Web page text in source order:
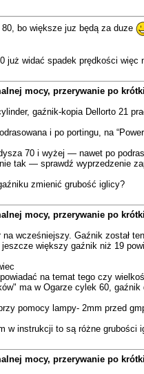
bo większe juz będą za duze
już widać spadek prędkości więc
mocy, przerywanie po
gaźnik-kopia Dellorto 21
i po portingu, na
70 i wyżej — nawet po
tak — sprawdź wyprzedzenie
zmienić grubość iglicy?
mocy, przerywanie po
na wcześniejszy. Gaźnik został
większy gaźnik niż 19
na temat tego czy
ma w Ogarze cylek 60,
pomocy lampy- 2mm przed
w instrukcji to są różne grubości
mocy, przerywanie po